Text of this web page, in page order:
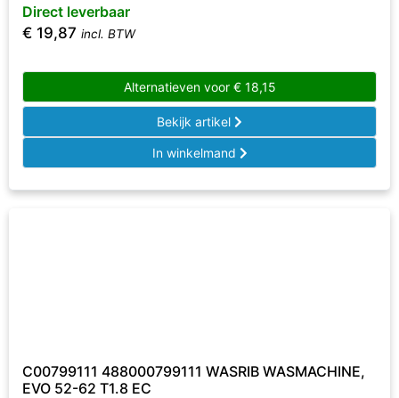
Direct leverbaar
€ 19,87 incl. BTW
Alternatieven voor €18,15
Bekijk artikel
In winkelmand
C00799111 488000799111 WASRIB WASMACHINE,
EVO 52-62 T1.8 EC